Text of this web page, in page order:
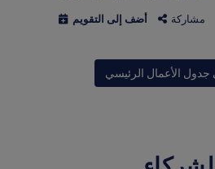
أضف إلى التقويم مشاركة
جدول الأعمال الرئيسي